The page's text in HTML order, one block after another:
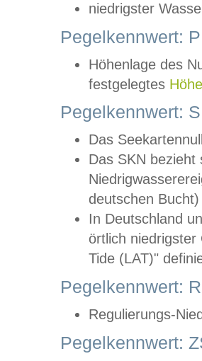
niedrigster
Pegelkennwert:
Höhenlage des
festgelegtes
Pegelkennwert:
Das
Das SKN
deutschen
In Deutschland
örtlich
Tide (LAT)"
Pegelkennwert:
Regulierungs-
Pegelkennwert: